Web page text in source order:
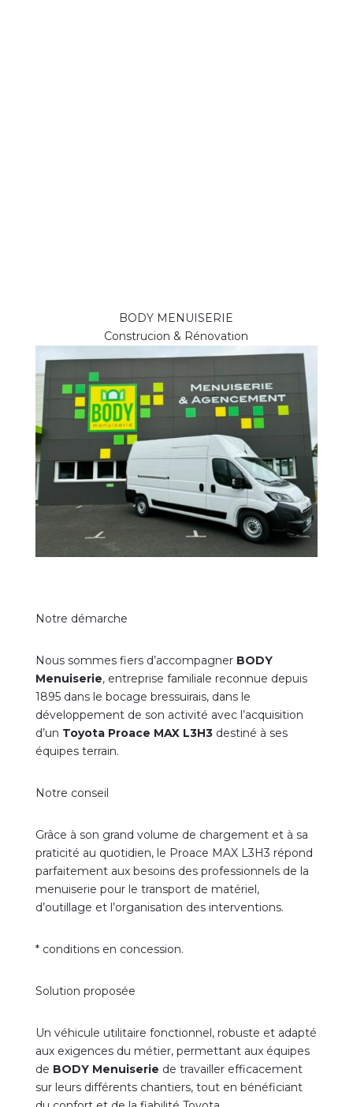
BODY MENUISERIE
Construcion & Rénovation
Notre démarche
Nous sommes fiers d’accompagner BODY
Menuiserie, entreprise familiale reconnue depuis
1895 dans le bocage bressuirais, dans le
développement de son activité avec l’acquisition
d’un Toyota Proace MAX L3H3destiné à ses
équipes terrain.
Notre conseil
Grâce à son grand volume de chargement et à sa
praticité au quotidien, le Proace MAX L3H3 répond
parfaitement aux besoins des professionnels de la
menuiserie pour le transport de matériel,
d’outillage et l’organisation des interventions.
* conditions en concession.
Solution proposée
Un véhicule utilitaire fonctionnel, robuste et adapté
aux exigences du métier, permettant aux équipes
de BODY Menuiserie de travailler efficacement
sur leurs différents chantiers, tout en bénéficiant